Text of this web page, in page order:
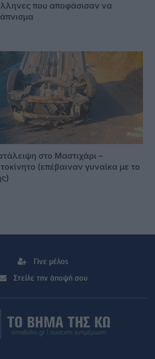
που αποφάσισαν να
στο Μαστιχάρι –
(επέβαιναν γυναίκα με το
Γίνε μέλος
Στείλε την άποψή σου